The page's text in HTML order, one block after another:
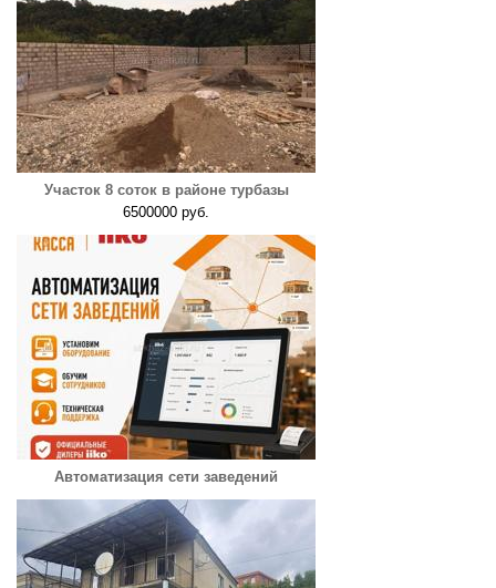
Участок 8 соток в районе турбазы
6500000 руб.
Автоматизация сети заведений